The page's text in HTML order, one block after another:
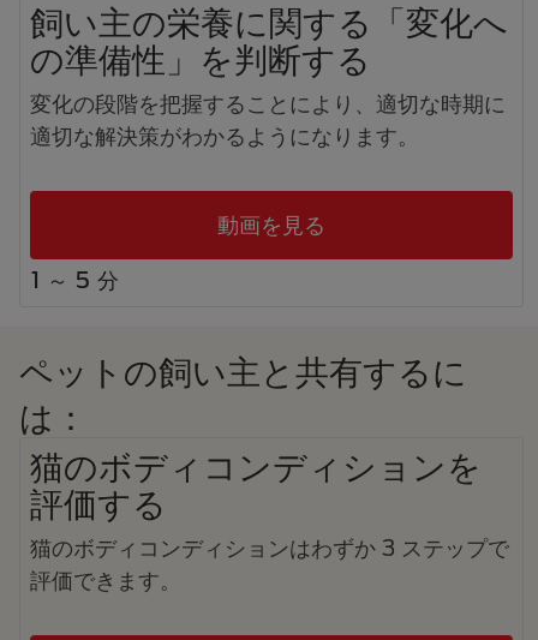
飼い主の栄養に関する「変化へ
の準備性」を判断する
変化の段階を把握することにより、適切な時期に
適切な解決策がわかるようになります。
動画を見る
1 ～ 5 分
ペットの飼い主と共有するに
は：
猫のボディコンディションを
評価する
猫のボディコンディションはわずか 3 ステップで
評価できます。